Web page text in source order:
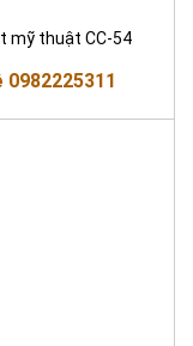
mỹ thuật CC-54
0982225311